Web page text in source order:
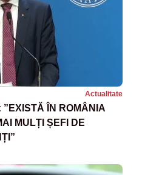
Actualitate
ÎN ROMÂNIA
MULȚI ȘEFI DE